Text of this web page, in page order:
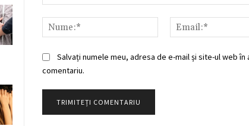
Nume:*
Salvați numele meu, adresa de e-mail și site-ul web
comentariu.